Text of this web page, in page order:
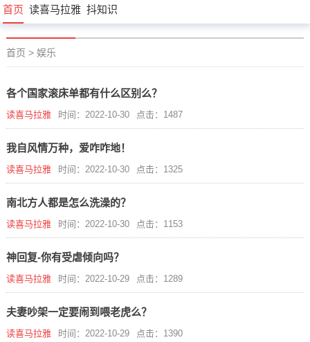
首页 读喜马拉雅 抖知识
首页 > 娱乐
各个国家滚床单都有什么区别么？
读喜马拉雅 时间：2022-10-30 点击：1487
我自风情万种，爱咋咋地！
读喜马拉雅 时间：2022-10-30 点击：1325
南北方人都是怎么洗澡的？
读喜马拉雅 时间：2022-10-30 点击：1153
神回复-你有受虐倾向吗？
读喜马拉雅 时间：2022-10-29 点击：1289
夫妻吵架一定要闹到喂老虎么？
读喜马拉雅 时间：2022-10-29 点击：1390